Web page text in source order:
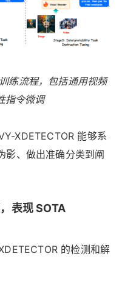
练流程，包括通用视频
指令微调
XDETECTOR 能够系
影、做出准确分类到阐
表现 SOTA
的检测和解